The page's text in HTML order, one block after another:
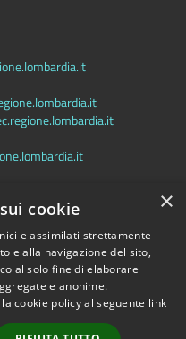
Mappa del sito
AGID
Link Utili
Foedus • Powered by
redazione
×
cookie
e assimilati strettamente
e alla navigazione del sito,
al solo fine di elaborare
e anonime.
cookie policy al seguente link